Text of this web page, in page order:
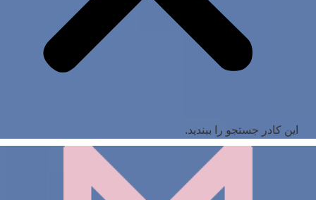
این کادر جستجو را ببندید.